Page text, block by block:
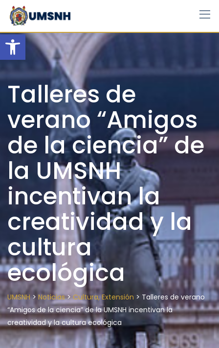
Open toolbar
Skip
content
Talleres de
verano “Amigos
de la ciencia” de
la UMSNH
incentivan la
creatividad y la
cultura
ecológica
UMSNH> Noticias>Cultura, Extensión > Talleres de verano
“Amigos de la ciencia” de la UMSNH incentivan la
creatividad y la cultura ecológica